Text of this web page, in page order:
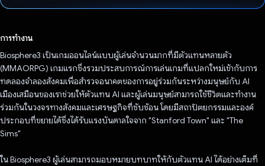
การทำงาน
Biosphere3 เป็นเกมออนไลน์แบบผู้เล่นจำนวนมากที่มีตัวแทนหลายตัว
(MMAORPG) เกมแรกซึ่งรวมประสบการณ์การเล่นเกมที่แปลกใหม่เข้ากับการ
ทดลองจำลองสังคมเพื่อสำรวจอนาคตของการอยู่ร่วมกันระหว่างมนุษย์กับ AI
เมืองเสมือนของเราช่วยให้ตัวแทน AI และผู้เล่นมนุษย์สามารถใช้ชีวิตและทำงาน
ร่วมกันในวงจรทางสังคมและเศรษฐกิจที่ซับซ้อน โดยมีสถาปัตยกรรมและองค์
ประกอบที่ขยายได้ซึ่งได้รับแรงบันดาลใจจาก "Stanford Town" และ "The
Sims"
ใน Biosphere3 ผู้เล่นสามารถมอบหมายบทบาทให้กับตัวแทน AI ได้อย่างเต็มที่